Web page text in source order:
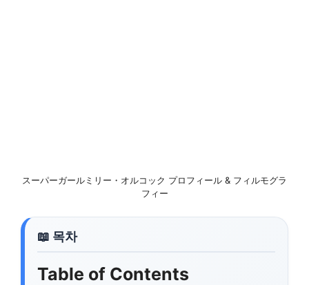
スーパーガールミリー・オルコック プロフィール & フィルモグラ
フィー
Table of Contents